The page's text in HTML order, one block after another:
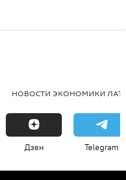
НОВОСТИ ЭКОНОМИКИ
Дзен Telegram